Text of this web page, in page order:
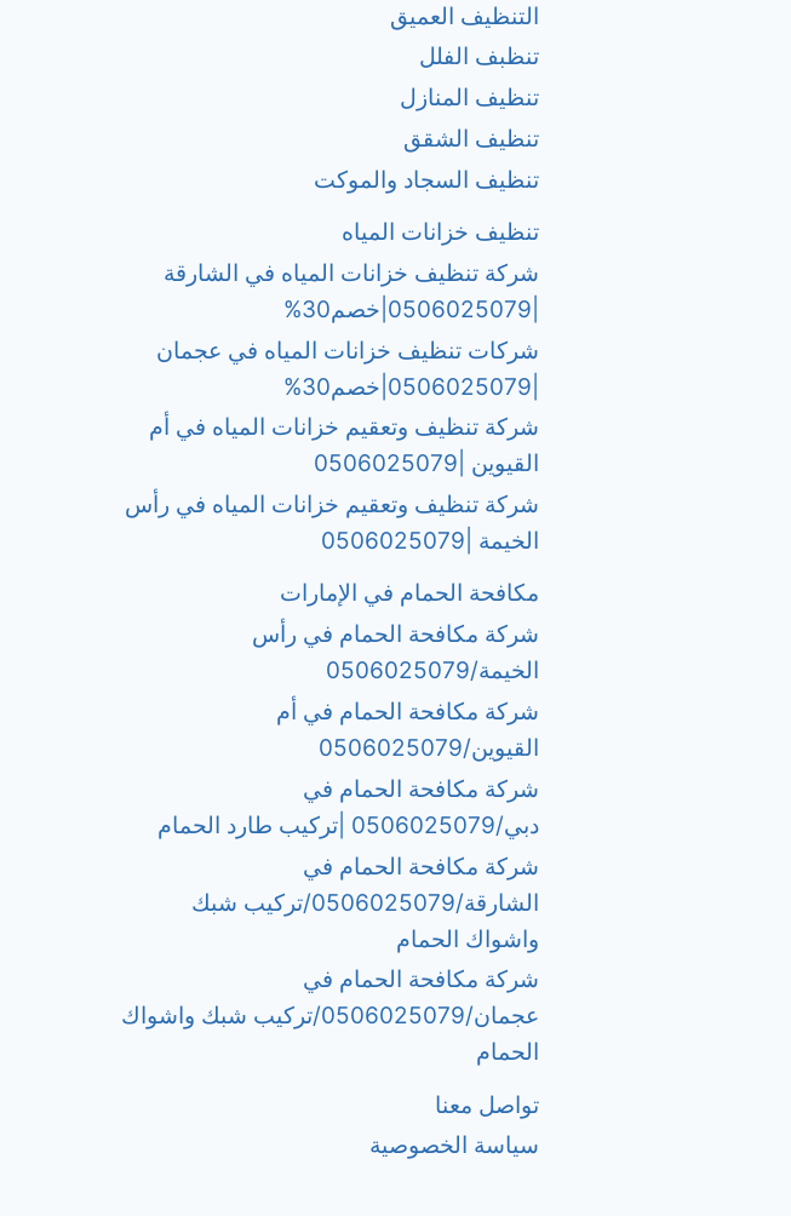
التنظيف العميق
تنظبف الفلل
تنظيف المنازل
تنظيف الشقق
تنظيف السجاد والموكت
تنظيف خزانات المياه
شركة تنظيف خزانات المياه في الشارقة
شركات تنظيف خزانات المياه في عجمان
شركة تنظيف وتعقيم خزانات المياه في أم
القيوين |0506025079
شركة تنظيف وتعقيم خزانات المياه في رأس
الخيمة |0506025079
مكافحة الحمام في الإمارات
شركة مكافحة الحمام في رأس
الخيمة/0506025079
شركة مكافحة الحمام في أم
القيوين/0506025079
شركة مكافحة الحمام في
دبي/0506025079 |تركيب طارد الحمام
شركة مكافحة الحمام في
الشارقة/0506025079/تركيب شبك
واشواك الحمام
شركة مكافحة الحمام في
عجمان/0506025079/تركيب شبك واشواك
الحمام
تواصل معنا
سياسة الخصوصية